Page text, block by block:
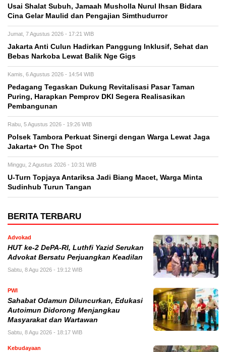
Usai Shalat Subuh, Jamaah Musholla Nurul Ihsan Bidara
Cina Gelar Maulid dan Pengajian Simthudurror
Jumat, 7 Agustus 2026 - 17:21 WIB
Jakarta Anti Culun Hadirkan Panggung Inklusif, Sehat dan
Bebas Narkoba Lewat Balik Nge Gigs
Kamis, 6 Agustus 2026 - 14:54 WIB
Pedagang Tegaskan Dukung Revitalisasi Pasar Taman
Puring, Harapkan Pemprov DKI Segera Realisasikan
Pembangunan
Rabu, 5 Agustus 2026 - 19:26 WIB
Polsek Tambora Perkuat Sinergi dengan Warga Lewat Jaga
Jakarta+ On The Spot
Minggu, 2 Agustus 2026 - 10:31 WIB
U-Turn Topjaya Antariksa Jadi Biang Macet, Warga Minta
Sudinhub Turun Tangan
BERITA TERBARU
Advokad
HUT ke-2 DePA-RI, Luthfi Yazid Serukan
Advokat Bersatu Perjuangkan Keadilan
Sabtu, 8 Agu 2026 - 19:12 WIB
PWI
Sahabat Odamun Diluncurkan, Edukasi
Autoimun Didorong Menjangkau
Masyarakat dan Wartawan
Sabtu, 8 Agu 2026 - 18:17 WIB
Kebudayaan